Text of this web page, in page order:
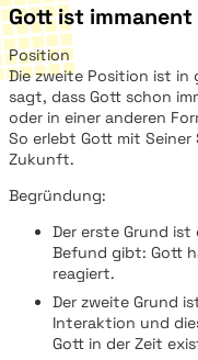
Gott ist
Position
Die zweite Position ist in
sagt, dass Gott schon
oder in einer anderen
So erlebt Gott mit
Zukunft.
Begründung:
Der erste Grund
Befund gibt: Gott
reagiert.
Der zweite Grund
Interaktion und
Gott in der Zeit